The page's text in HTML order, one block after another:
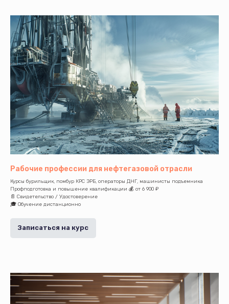
Рабочие профессии для нефтегазовой отрасли
Курсы бурильщик, помбур КРС ЭРБ, операторы ДНГ, машинисты подъемника
Профподготовка и повышение квалификации 💰 от 6 900 ₽
📄 Свидетельство / Удостоверение
🎓 Обучение дистанционно
Записаться на курс